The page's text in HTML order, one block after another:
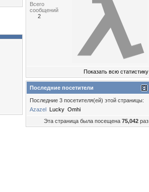
Всего
сообщений
2
Показать всю статистику
Последние посетители
Последние 3 посетителя(ей) этой страницы:
Azazel Lucky Omhi
Эта страница была посещена 75,042 раз